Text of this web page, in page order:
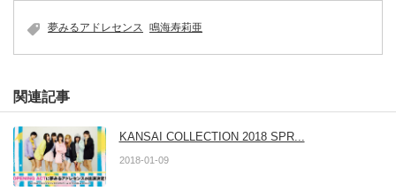
夢みるアドレセンス 鳴海寿莉亜
関連記事
KANSAI COLLECTION 2018 SPR...
2018-01-09